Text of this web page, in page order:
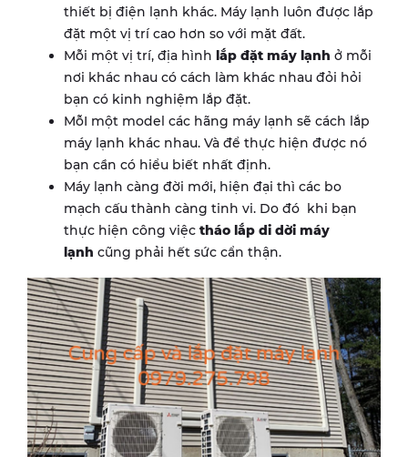
thiết bị điện lạnh khác. Máy lạnh luôn được lắp
đặt một vị trí cao hơn so với mặt đất.
Mỗi một vị trí, địa hình lắp đặt máy lạnh ở mỗi
nơi khác nhau có cách làm khác nhau đỏi hỏi
bạn có kinh nghiệm lắp đặt.
MỗI một model các hãng máy lạnh sẽ cách lắp
máy lạnh khác nhau. Và để thực hiện được nó
bạn cần có hiểu biết nhất định.
Máy lạnh càng đời mới, hiện đại thì các bo
mạch cấu thành càng tinh vi. Do đó khi bạn
thực hiện công việc tháo lắp di dời máy
lạnh cũng phải hết sức cẩn thận.